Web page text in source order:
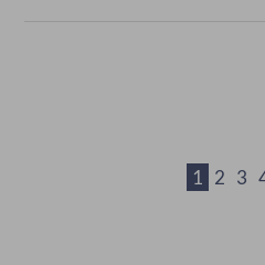
1 2 3